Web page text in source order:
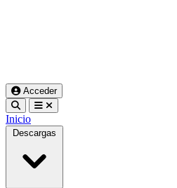
Acceder
Inicio
Descargas